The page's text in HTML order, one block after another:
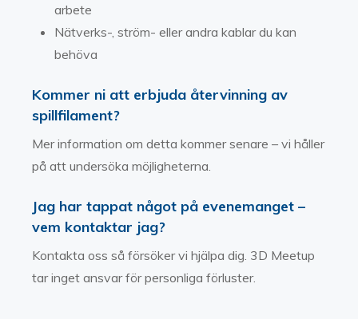
arbete
Nätverks-, ström- eller andra kablar du kan
behöva
Kommer ni att erbjuda återvinning av
spillfilament?
Mer information om detta kommer senare – vi håller
på att undersöka möjligheterna.
Jag har tappat något på evenemanget –
vem kontaktar jag?
Kontakta oss så försöker vi hjälpa dig. 3D Meetup
tar inget ansvar för personliga förluster.